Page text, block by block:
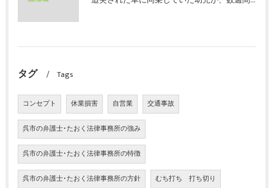
タグ Tags
コンセプト 休業損害 自営業 交通事故
呉市の弁護士･たおく法律事務所の強み
呉市の弁護士･たおく法律事務所の特徴
呉市の弁護士･たおく法律事務所の方針 むち打ち 打ち切り